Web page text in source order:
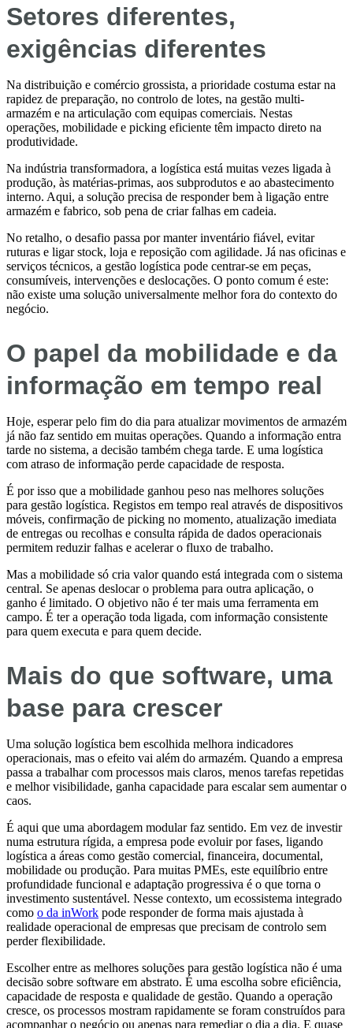
Setores diferentes,
exigências diferentes
Na distribuição e comércio grossista, a prioridade costuma estar na
rapidez de preparação, no controlo de lotes, na gestão multi-
armazém e na articulação com equipas comerciais. Nestas
operações, mobilidade e picking eficiente têm impacto direto na
produtividade.
Na indústria transformadora, a logística está muitas vezes ligada à
produção, às matérias-primas, aos subprodutos e ao abastecimento
interno. Aqui, a solução precisa de responder bem à ligação entre
armazém e fabrico, sob pena de criar falhas em cadeia.
No retalho, o desafio passa por manter inventário fiável, evitar
ruturas e ligar stock, loja e reposição com agilidade. Já nas oficinas e
serviços técnicos, a gestão logística pode centrar-se em peças,
consumíveis, intervenções e deslocações. O ponto comum é este:
não existe uma solução universalmente melhor fora do contexto do
negócio.
O papel da mobilidade e da
informação em tempo real
Hoje, esperar pelo fim do dia para atualizar movimentos de armazém
já não faz sentido em muitas operações. Quando a informação entra
tarde no sistema, a decisão também chega tarde. E uma logística
com atraso de informação perde capacidade de resposta.
É por isso que a mobilidade ganhou peso nas melhores soluções
para gestão logística. Registos em tempo real através de dispositivos
móveis, confirmação de picking no momento, atualização imediata
de entregas ou recolhas e consulta rápida de dados operacionais
permitem reduzir falhas e acelerar o fluxo de trabalho.
Mas a mobilidade só cria valor quando está integrada com o sistema
central. Se apenas deslocar o problema para outra aplicação, o
ganho é limitado. O objetivo não é ter mais uma ferramenta em
campo. É ter a operação toda ligada, com informação consistente
para quem executa e para quem decide.
Mais do que software, uma
base para crescer
Uma solução logística bem escolhida melhora indicadores
operacionais, mas o efeito vai além do armazém. Quando a empresa
passa a trabalhar com processos mais claros, menos tarefas repetidas
e melhor visibilidade, ganha capacidade para escalar sem aumentar o
caos.
É aqui que uma abordagem modular faz sentido. Em vez de investir
numa estrutura rígida, a empresa pode evoluir por fases, ligando
logística a áreas como gestão comercial, financeira, documental,
mobilidade ou produção. Para muitas PMEs, este equilíbrio entre
profundidade funcional e adaptação progressiva é o que torna o
investimento sustentável. Nesse contexto, um ecossistema integrado
como o da inWork pode responder de forma mais ajustada à
realidade operacional de empresas que precisam de controlo sem
perder flexibilidade.
Escolher entre as melhores soluções para gestão logística não é uma
decisão sobre software em abstrato. É uma escolha sobre eficiência,
capacidade de resposta e qualidade de gestão. Quando a operação
cresce, os processos mostram rapidamente se foram construídos para
acompanhar o negócio ou apenas para remediar o dia a dia. E quase